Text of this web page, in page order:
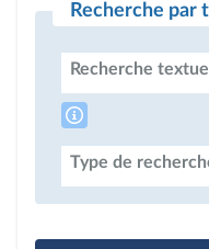
Recherche par
Recherche
Type de